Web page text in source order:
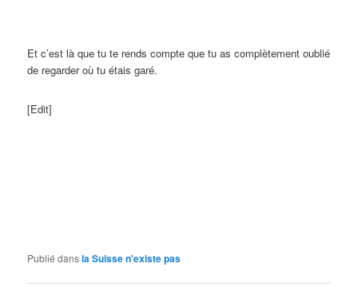
Et c’est là que tu te rends compte que tu as complètement oublié
de regarder où tu étais garé.
[Edit]
Publié dansla Suisse n'existe pas